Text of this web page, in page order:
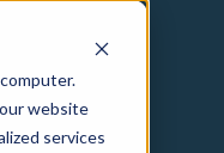
website
services